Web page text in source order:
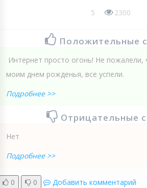
5 2300
Положительные
Интернет просто огонь! Не пожалели,
моим днем рожденья, все успели.
Подробнее >>
Отрицательные
Нет
Подробнее >>
0 0 Добавить комментарий